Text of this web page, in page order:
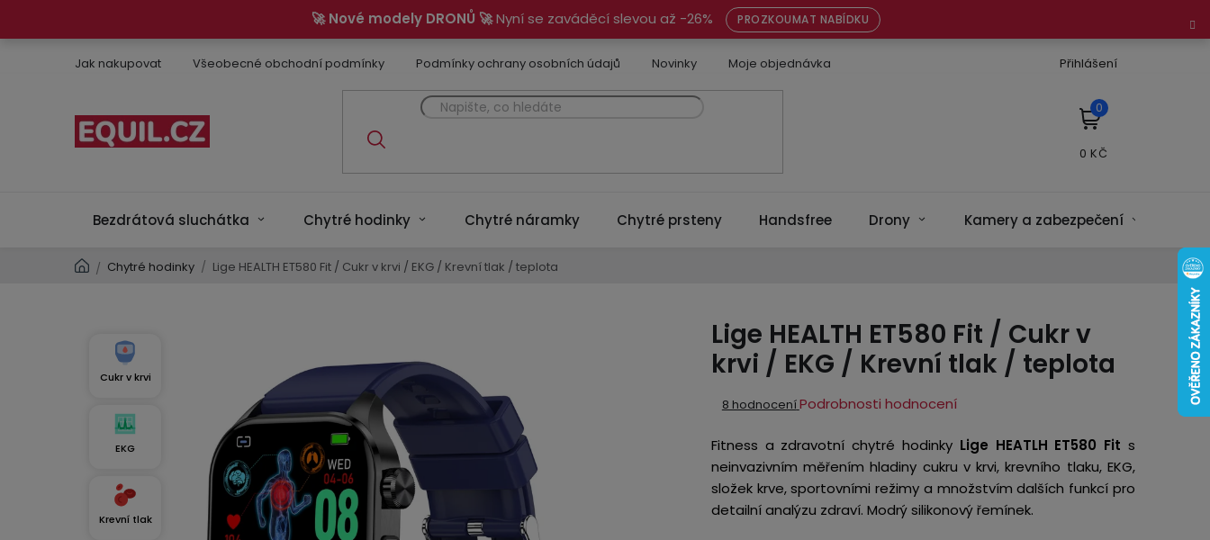
🚀 Nové modely DRONŮ 🚀Nyní se zaváděcí slevou až -26% PROZKOUMAT NABÍDKU
Jak nakupovat Všeobecné obchodní podmínky Podmínky ochrany osobních údajů Novinky Moje objednávka Přihlášení
NÁKUPNÍ
KOŠÍK
Bezdrátová sluchátka Chytré hodinky Chytré náramky Chytré prsteny Handsfree Drony Kamery a zabezpečení
Domů
/ Chytré hodinky / Lige HEALTH ET580 Fit / Cukr v krvi / EKG / Krevní tlak / teplota
Lige HEALTH ET580 Fit / Cukr v
krvi / EKG / Krevní tlak / teplota
Průměrné
produktu
je
5,0
z
8 hodnoceníPodrobnosti hodnocení
Fitness a zdravotní chytré hodinky Lige HEATLH ET580 Fit s
neinvazivním měřením hladiny cukru v krvi, krevního tlaku, EKG,
složek krve, sportovními režimy a množstvím dalších funkcí pro
detailní analýzu zdraví. Modrý silikonový řemínek.
Cukr v krvi
EKG
Krevní tlak